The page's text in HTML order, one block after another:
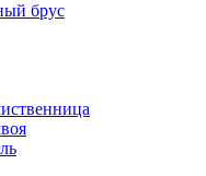
брус